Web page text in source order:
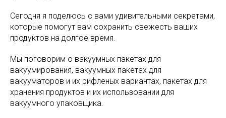
Сегодня я поделюсь с вами удивительными секретами,
которые помогут вам сохранить свежесть ваших
продуктов на долгое время.
Мы поговорим о вакуумных пакетах для
вакуумирования, вакуумных пакетах для
вакууматоров и их рифленых вариантах, пакетах для
хранения продуктов и их использовании для
вакуумного упаковщика.